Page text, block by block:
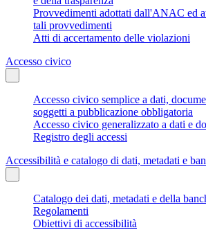
Provvedimenti adottati dall'ANAC ed
tali provvedimenti
Atti di accertamento delle violazioni
Accesso civico
Accesso civico semplice a dati,
soggetti a pubblicazione obbligatoria
Accesso civico generalizzato a dati e
Registro degli accessi
Accessibilità e catalogo di dati, metadati e
Catalogo dei dati, metadati e della
Regolamenti
Obiettivi di accessibilità